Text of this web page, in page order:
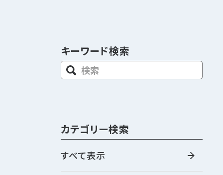
キーワード検索
カテゴリー検索
すべて表示